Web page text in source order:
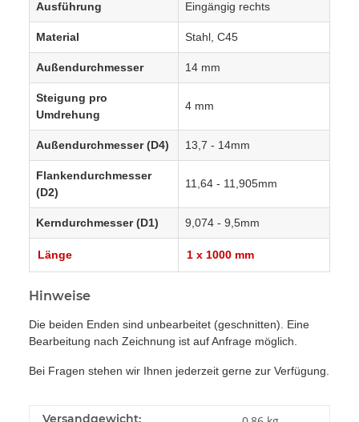
Ausführung Eingängig rechts
Material Stahl, C45
Außendurchmesser 14 mm
Steigung pro
Umdrehung
4 mm
Außendurchmesser (D4) 13,7 - 14mm
Flankendurchmesser
(D2)
11,64 - 11,905mm
Kerndurchmesser (D1) 9,074 - 9,5mm
Länge 1 x 1000 mm
Hinweise
Die beiden Enden sind unbearbeitet (geschnitten). Eine
Bearbeitung nach Zeichnung ist auf Anfrage möglich.
Bei Fragen stehen wir Ihnen jederzeit gerne zur Verfügung.
Versandgewicht: